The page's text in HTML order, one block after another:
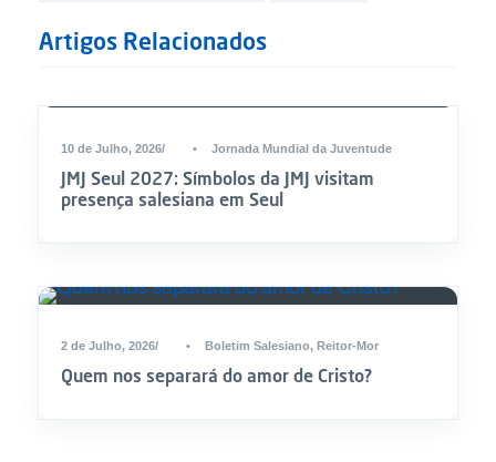
Artigos Relacionados
10 de Julho, 2026 • Jornada Mundial da Juventude
JMJ Seul 2027: Símbolos da JMJ visitam
presença salesiana em Seul
2 de Julho, 2026 • Boletim Salesiano, Reitor-Mor
Quem nos separará do amor de Cristo?